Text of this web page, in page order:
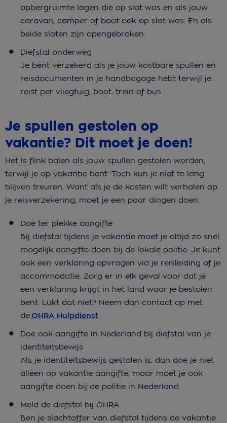
opbergruimte lagen die op slot was en als jouw
caravan, camper of boot ook op slot was. En als
beide sloten zijn opengebroken.
Diefstal onderweg
Je bent verzekerd als je jouw kostbare spullen en
reisdocumenten in je handbagage hebt terwijl je
reist per vliegtuig, boot, trein of bus.
Je spullen gestolen op
vakantie? Dit moet je doen!
Het is flink balen als jouw spullen gestolen worden,
terwijl je op vakantie bent. Toch kun je niet te lang
blijven treuren. Want als je de kosten wilt verhalen op
je reisverzekering, moet je een paar dingen doen:
Doe ter plekke aangifte
Bij diefstal tijdens je vakantie moet je altijd zo snel
mogelijk aangifte doen bij de lokale politie. Je kunt
ook een verklaring opvragen via je reisleiding of je
accommodatie. Zorg er in elk geval voor dat je
een verklaring krijgt in het land waar je bestolen
bent. Lukt dat niet? Neem dan contact op met
deOHRA Hulpdienst.
Doe ook aangifte in Nederland bij diefstal van je
identiteitsbewijs
Als je identiteitsbewijs gestolen is, dan doe je niet
alleen op vakantie aangifte, maar moet je ook
aangifte doen bij de politie in Nederland.
Meld de diefstal bij OHRA
Ben je slachtoffer van diefstal tijdens de vakantie